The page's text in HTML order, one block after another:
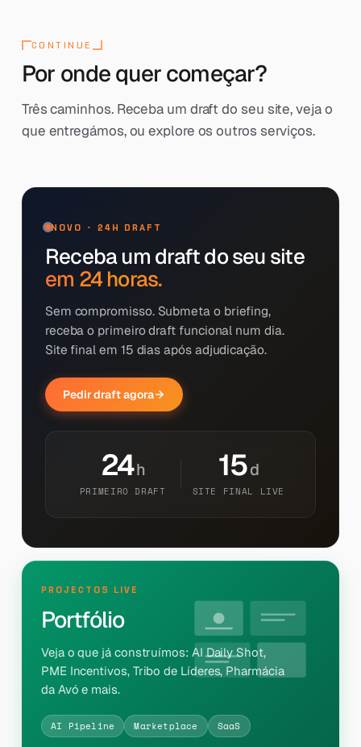
CONTINUE
Por onde quer começar?
Três caminhos. Receba um draft do seu site, veja o
que entregámos, ou explore os outros serviços.
NOVO · 24H DRAFT
Receba um draft do seu site
em 24 horas.
Sem compromisso. Submeta o briefing,
receba o primeiro draft funcional num dia.
Site final em 15 dias após adjudicação.
Pedir draft agora
24h
PRIMEIRO DRAFT
15d
SITE FINAL LIVE
PROJECTOS LIVE
Portfólio
Veja o que já construímos: AI Daily Shot,
PME Incentivos, Tribo de Líderes, Pharmácia
da Avó e mais.
AI Pipeline Marketplace SaaS